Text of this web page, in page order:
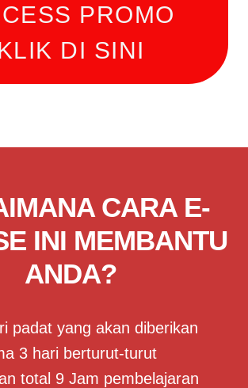
PROMO
DI SINI
CARA E-
INI MEMBANTU
ANDA?
padat yang akan diberikan
3 hari berturut-turut
total 9 Jam pembelajaran